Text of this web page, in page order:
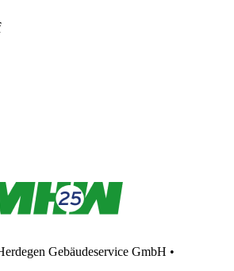
Gebäudeservice GmbH •